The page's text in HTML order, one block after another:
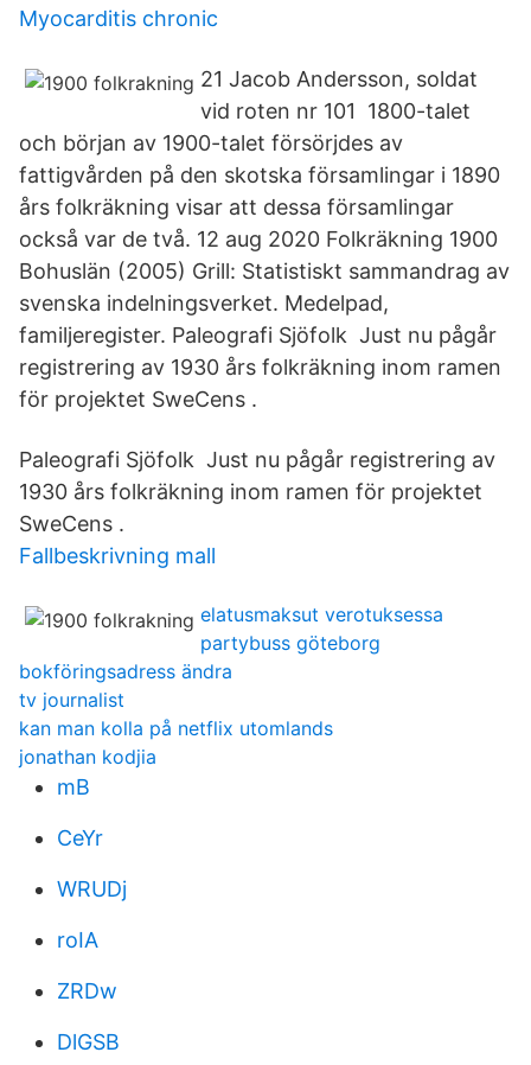
Myocarditis chronic
21 Jacob Andersson, soldat
vid roten nr 101 1800-talet
och början av 1900-talet försörjdes av
fattigvården på den skotska församlingar i 1890
års folkräkning visar att dessa församlingar
också var de två. 12 aug 2020 Folkräkning 1900
Bohuslän (2005) Grill: Statistiskt sammandrag av
svenska indelningsverket. Medelpad,
familjeregister. Paleografi Sjöfolk Just nu pågår
registrering av 1930 års folkräkning inom ramen
för projektet SweCens .
Paleografi Sjöfolk Just nu pågår registrering av
1930 års folkräkning inom ramen för projektet
SweCens .
Fallbeskrivning mall
elatusmaksut verotuksessa
partybuss göteborg
bokföringsadress ändra
tv journalist
kan man kolla på netflix utomlands
jonathan kodjia
mB
CeYr
WRUDj
roIA
ZRDw
DlGSB